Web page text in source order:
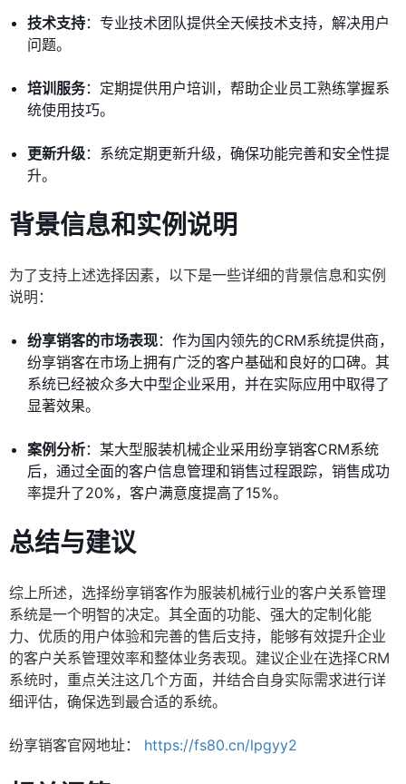
技术支持：专业技术团队提供全天候技术支持，解决用户
问题。
培训服务：定期提供用户培训，帮助企业员工熟练掌握系
统使用技巧。
更新升级：系统定期更新升级，确保功能完善和安全性提
升。
背景信息和实例说明
为了支持上述选择因素，以下是一些详细的背景信息和实例
说明：
纷享销客的市场表现：作为国内领先的CRM系统提供商，
纷享销客在市场上拥有广泛的客户基础和良好的口碑。其
系统已经被众多大中型企业采用，并在实际应用中取得了
显著效果。
案例分析：某大型服装机械企业采用纷享销客CRM系统
后，通过全面的客户信息管理和销售过程跟踪，销售成功
率提升了20%，客户满意度提高了15%。
总结与建议
综上所述，选择纷享销客作为服装机械行业的客户关系管理
系统是一个明智的决定。其全面的功能、强大的定制化能
力、优质的用户体验和完善的售后支持，能够有效提升企业
的客户关系管理效率和整体业务表现。建议企业在选择CRM
系统时，重点关注这几个方面，并结合自身实际需求进行详
细评估，确保选到最合适的系统。
纷享销客官网地址： https://fs80.cn/lpgyy2